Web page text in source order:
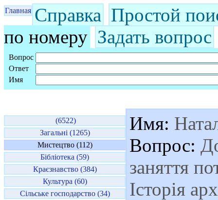
Главная Справка Простой
по номеру Задать вопрос
Вопрос
Ответ
Имя
(6522)
Загальні (1265)
Мистецтво (112)
Бібліотека (59)
Краєзнавство (384)
Культура (60)
Сільське господарство (34)
Имя:
Вопрос:
заняття
Історія